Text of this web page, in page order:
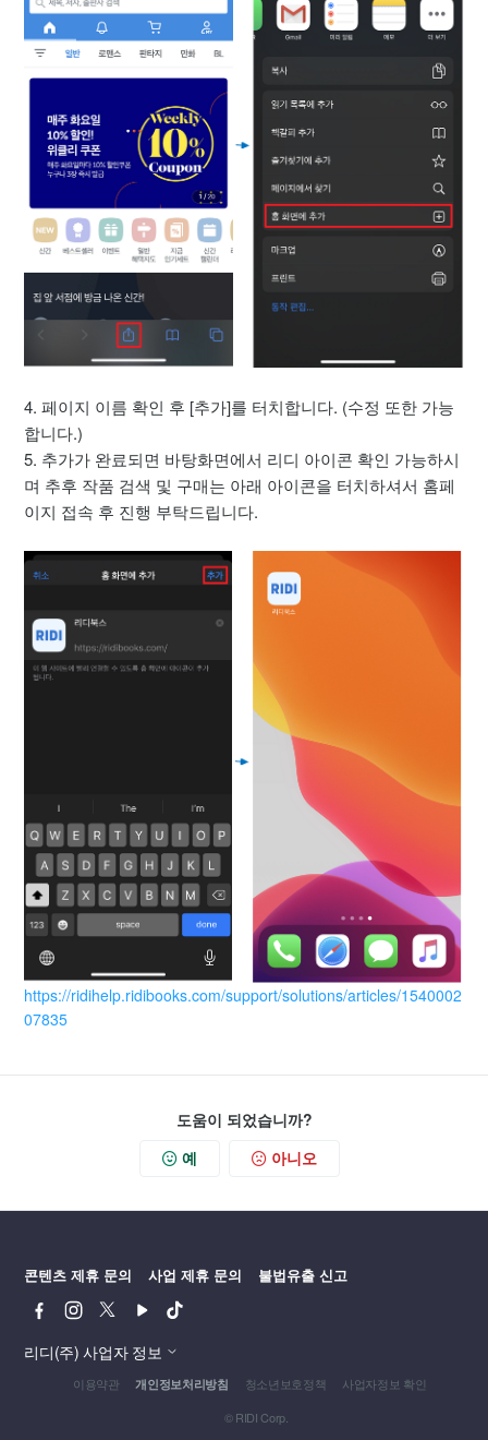
4. 페이지 이름 확인 후 [추가]를 터치합니다. (수정 또한 가능
합니다.)
5. 추가가 완료되면 바탕화면에서 리디 아이콘 확인 가능하시
며 추후 작품 검색 및 구매는 아래 아이콘을 터치하셔서 홈페
이지 접속 후 진행 부탁드립니다.
https://ridihelp.ridibooks.com/support/solutions/articles/1540002
07835
도움이 되었습니까?
예 아니오
콘텐츠 제휴 문의 사업 제휴 문의 불법유출 신고
페
이
스
북
인
스
타
그
램
터
튜
브
리디(주) 사업자 정보
이용약관 개인정보처리방침 청소년보호정책
사업자정보 확인
© RIDI Corp.